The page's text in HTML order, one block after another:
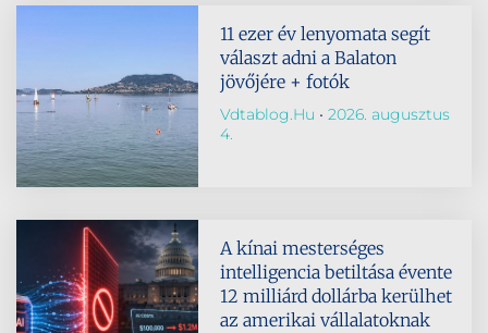
11 ezer év lenyomata segít
választ adni a Balaton
jövőjére + fotók
Vdtablog.hu
2026. augusztus
4.
A kínai mesterséges
intelligencia betiltása évente
12 milliárd dollárba kerülhet
az amerikai vállalatoknak